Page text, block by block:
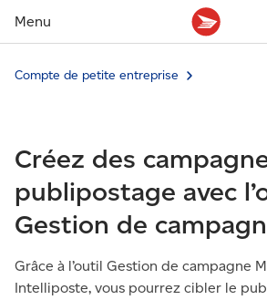
Menu
Tarifs des timbres
Faire un envoi au Canada
Acheter timbres et fournitures
Retourner un achat
Suivre un envoi
Gérer courrier et colis
Boîtes postales et casiers
Louer une case postale
Compte MonArgent Postes Canada
Cartes et services prépayés
Voir les nouveaux timbres
Proposer un timbre
Magazine En détail
Compte de petite entreprise
Créez des
publipostage avec
Gestion de
Grâce à l’outil Gestion de campagne
Intelliposte, vous pourrez cibler le